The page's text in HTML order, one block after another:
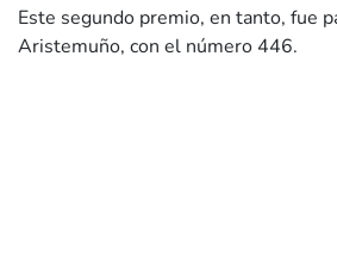
Este segundo premio, en tanto, fue
Aristemuño, con el número 446.